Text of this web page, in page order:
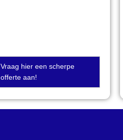
Vraag hier een scherpe
offerte aan!